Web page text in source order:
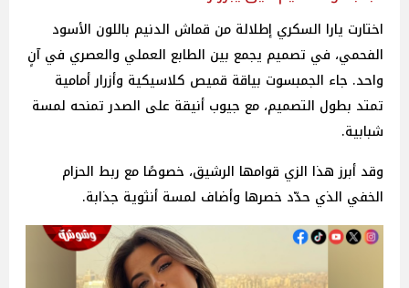
اختارت يارا السكري إطلالة من قماش الدنيم باللون الأسود
الفحمي، في تصميم يجمع بين الطابع العملي والعصري في آنٍ
واحد. جاء الجمبسوت بياقة قميص كلاسيكية وأزرار أمامية
تمتد بطول التصميم، مع جيوب أنيقة على الصدر تمنحه لمسة
شبابية.
وقد أبرز هذا الزي قوامها الرشيق، خصوصًا مع ربط الحزام
الخفي الذي حدّد خصرها وأضاف لمسة أنثوية جذابة.